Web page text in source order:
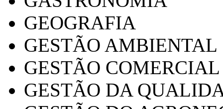
GEOGRAFIA
GESTÃO AMBIENTAL
GESTÃO COMERCIAL
GESTÃO DA